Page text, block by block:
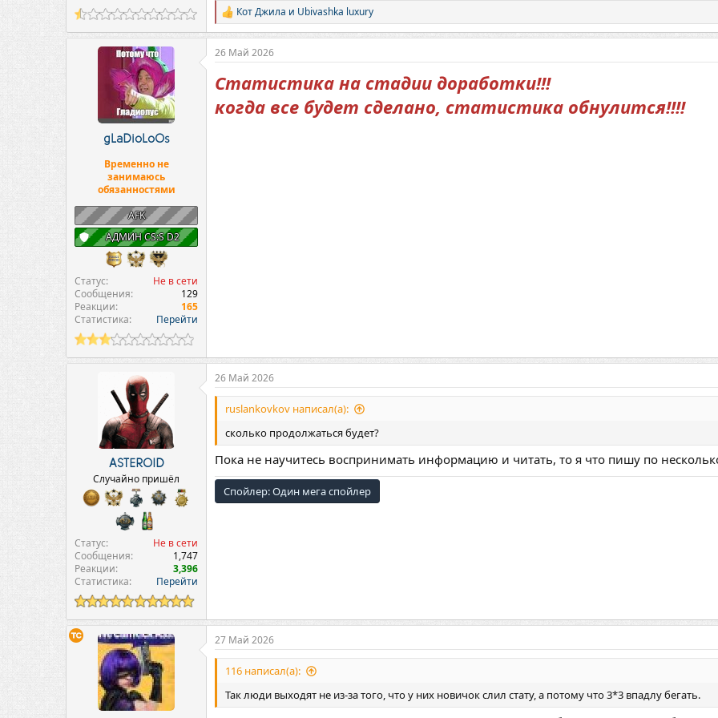
Р
е
а
к
и
и
:
Кот Джила и Ubivashka luxury
gLaDioLoOs
Временно не
занимаюсь
обязанностями
AFK
АДМИН CS:S D2
Статус
Не в сети
Сообщения
129
Реакции
165
Статистика
Перейти
26 Май 2026
Статистика на стадии доработки!!!
когда все будет сделано, статистика обнулится!!!!
ASTEROID
Случайно пришёл
Статус
Не в сети
Сообщения
1,747
Реакции
3,396
Статистика
Перейти
26 Май 2026
ruslankovkov написал(а):
сколько продолжаться будет?
Пока не научитесь воспринимать информацию и читать, то я что пишу по
Спойлер:Один мега спойлер
27 Май 2026
116 написал(а):
Так люди выходят не из-за того, что у них новичок слил стату, а потому что 3*3 впадлу бегать.